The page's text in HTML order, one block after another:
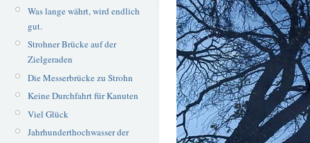
Was lange währt, wird endlich
gut.
Strohner Brücke auf der
Zielgeraden
Die Messerbrücke zu Strohn
Keine Durchfahrt für Kanuten
Viel Glück
Jahrhunderthochwasser der